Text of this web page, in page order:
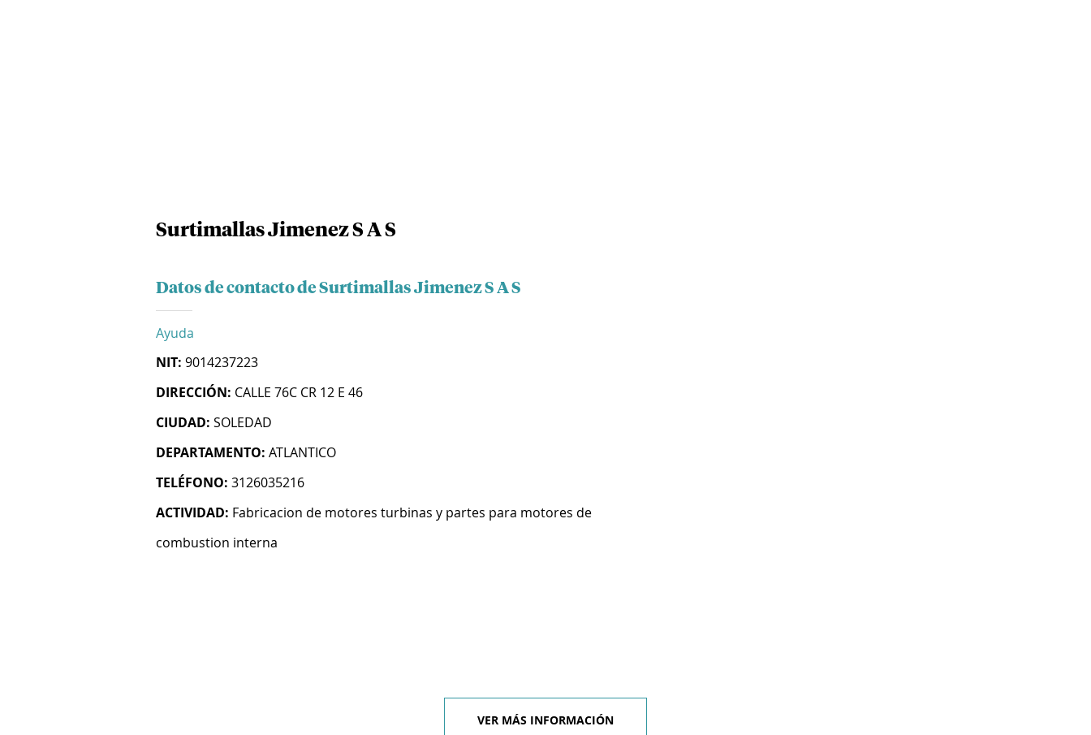
Surtimallas Jimenez S A S
Datos de contacto de Surtimallas Jimenez S A S
Ayuda
NIT: 9014237223
DIRECCIÓN: CALLE 76C CR 12 E 46
CIUDAD: SOLEDAD
DEPARTAMENTO: ATLANTICO
TELÉFONO: 3126035216
ACTIVIDAD: Fabricacion de motores turbinas y partes para motores de
combustion interna
VER MÁS INFORMACIÓN